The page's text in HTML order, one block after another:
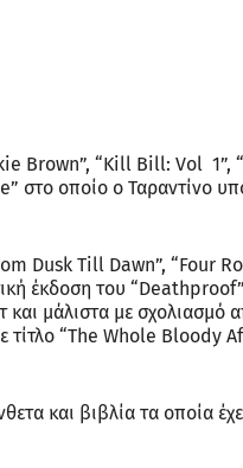
Brown”, “Kill Bill: Vol 1”,
στο οποίο ο Ταραντίνο
Dusk Till Dawn”, “Four
έκδοση του
μάλιστα με σχολιασμό
“The Whole Bloody
και βιβλία τα οποία